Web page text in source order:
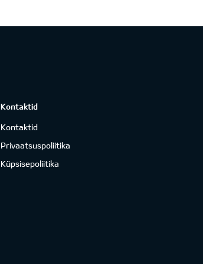
Kontaktid
Kontaktid
Privaatsuspoliitika
Küpsisepoliitika